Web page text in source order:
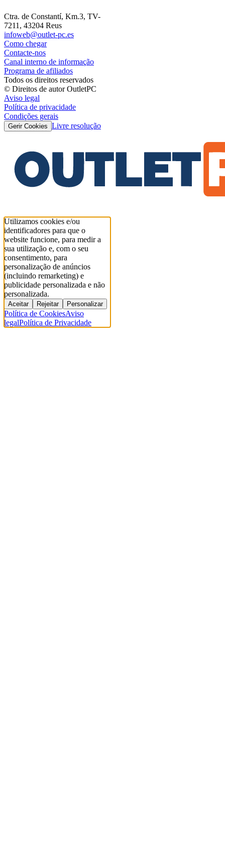
Ctra. de Constantí, Km.3, TV-
7211, 43204 Reus
infoweb@outlet-pc.es
Como chegar
Contacte-nos
Canal interno de informação
Programa de afiliados
Todos os direitos reservados
© Direitos de autor OutletPC
Aviso legal
Política de privacidade
Condições gerais
Gerir Cookies Livre resolução
Utilizamos cookies e/ou
identificadores para que o
website funcione, para medir a
sua utilização e, com o seu
consentimento, para
personalização de anúncios
(incluindo remarketing) e
publicidade personalizada e não
personalizada.
Aceitar Rejeitar Personalizar
Política de CookiesAviso
legalPolítica de Privacidade